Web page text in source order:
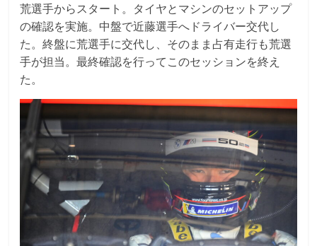
荒選手からスタート。タイヤとマシンのセットアップ
の確認を実施。中盤で近藤選手へドライバー交代し
た。終盤に荒選手に交代し、そのまま占有走行も荒選
手が担当。最終確認を行ってこのセッションを終え
た。